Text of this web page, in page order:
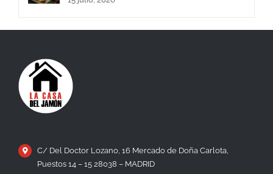
C/ Del Doctor Lozano, 16 Mercado de Doña Carlota,
Puestos 14 – 15 28038 – MADRID